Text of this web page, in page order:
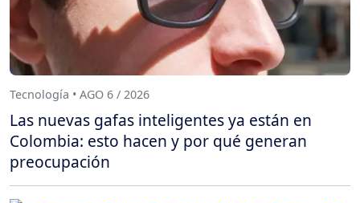
Tecnología • AGO 6 / 2026
Las nuevas gafas inteligentes ya están en
Colombia: esto hacen y por qué generan
preocupación